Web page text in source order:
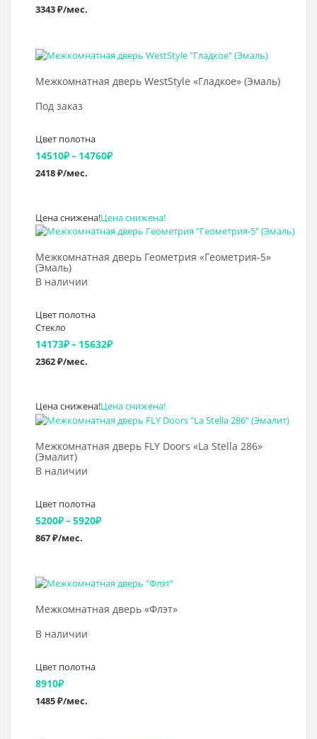
3343 ₽/мес.
Межкомнатная дверь WestStyle «Гладкое» (Эмаль)
Под заказ
Цвет полотна
14510₽– 14760₽Диапазон
–
14760₽
2418 ₽/мес.
Выбрать >
Цена снижена!Цена снижена!
Межкомнатная дверь Геометрия «Геометрия-5»
(Эмаль)
В наличии
Цвет полотна
Стекло
14173₽– 15632₽Диапазон
–
15632₽
2362 ₽/мес.
Выбрать >
Цена снижена!Цена снижена!
Межкомнатная дверь FLY Doors «La Stella 286»
(Эмалит)
В наличии
Цвет полотна
5200₽–5920₽Диапазон
–
5920₽
867 ₽/мес.
Выбрать >
Межкомнатная дверь «Флэт»
В наличии
Цвет полотна
8910₽
1485 ₽/мес.
Выбрать >